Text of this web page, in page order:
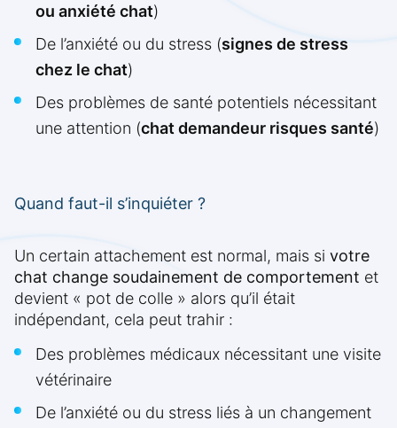
ou anxiété chat)
De l’anxiété ou du stress (signes de stress
chez le chat)
Des problèmes de santé potentiels nécessitant
une attention (chat demandeur risques santé)
Quand faut-il s’inquiéter ?
Un certain attachement est normal, mais si votre
chat change soudainement de comportement et
devient « pot de colle » alors qu’il était
indépendant, cela peut trahir :
Des problèmes médicaux nécessitant une visite
vétérinaire
De l’anxiété ou du stress liés à un changement